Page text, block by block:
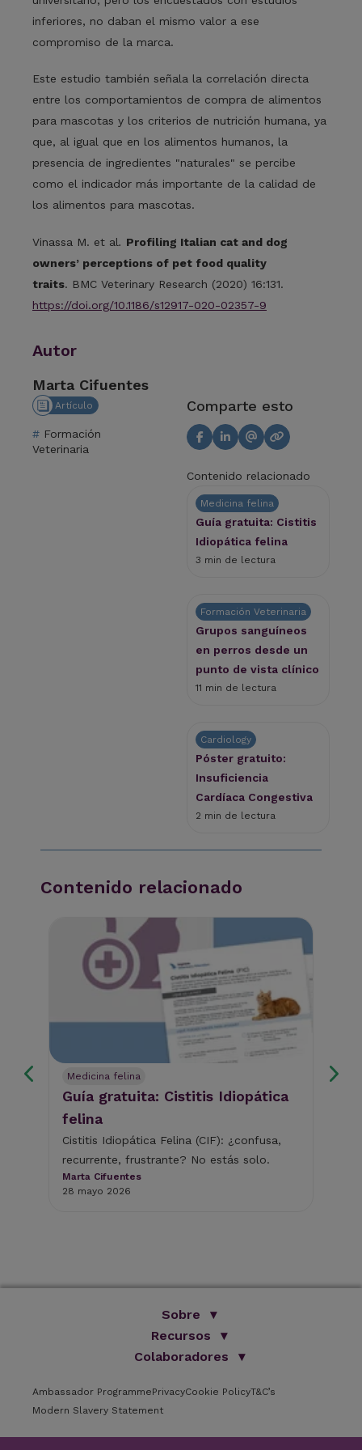
Artículo
Formación
Veterinaria
inferiores, no daban el mismo valor a ese
compromiso de la marca.
Este estudio también señala la correlación directa
entre los comportamientos de compra de alimentos
para mascotas y los criterios de nutrición humana, ya
que, al igual que en los alimentos humanos, la
presencia de ingredientes "naturales" se percibe
como el indicador más importante de la calidad de
los alimentos para mascotas.
Vinassa M. et al. Profiling Italian cat and dog
owners’ perceptions of pet food quality
traits. BMC Veterinary Research (2020) 16:131.
https://doi.org/10.1186/s12917-020-02357-9
Autor
Marta Cifuentes
Comparte esto
Contenido relacionado
Medicina felina
Guía gratuita: Cistitis
Idiopática felina
3 min de lectura
Formación Veterinaria
Grupos sanguíneos
en perros desde un
punto de vista clínico
11 min de lectura
Cardiology
Póster gratuito:
Insuficiencia
Cardíaca Congestiva
2 min de lectura
Contenido relacionado
Medicina felina
Guía gratuita: Cistitis Idiopática
felina
Cistitis Idiopática Felina (CIF): ¿confusa,
recurrente, frustrante? No estás solo.
Marta Cifuentes
28 mayo 2026
Sobre
Somos Improve
Nuestro Grupo
Testimonios
Centro de Formación Improve
Recursos
Librería
Catálogo
Preguntas Frecuentes
Colaboradores
Colaboradores
Ambassador ProgrammePrivacyCookie PolicyT&C’s
Modern Slavery Statement